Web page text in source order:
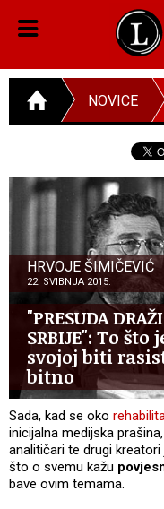
NOVICE
HRVOJE ŠIMIČEVIĆ
22. SVIBNJA 2015.
"PRESUDA
SRBIJE": To
svojoj biti
bitno
Sada, kad se oko
inicijalna medijska
analitičari te drugi
što o svemu kažu
bave ovim temama.